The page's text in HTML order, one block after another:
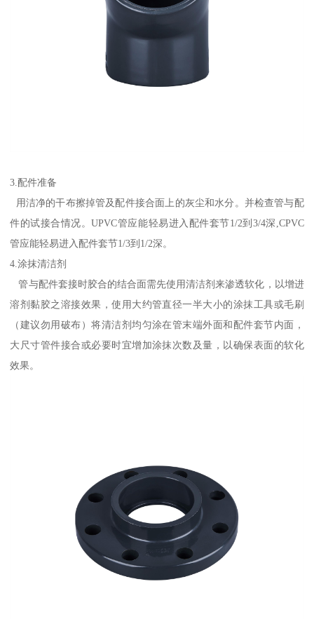
3.配件准备
用洁净的干布擦掉管及配件接合面上的灰尘和水分。并检查管与配
件的试接合情况。UPVC管应能轻易进入配件套节1/2到3/4深,CPVC
管应能轻易进入配件套节1/3到1/2深。
4.涂抹清洁剂
管与配件套接时胶合的结合面需先使用清洁剂来渗透软化，以增进
溶剂黏胶之溶接效果，使用大约管直径一半大小的涂抹工具或毛刷
（建议勿用破布）将清洁剂均匀涂在管末端外面和配件套节内面，
大尺寸管件接合或必要时宜增加涂抹次数及量，以确保表面的软化
效果。